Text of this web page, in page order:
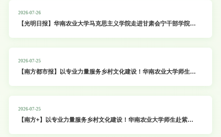
2026-07-26
【光明日报】华南农业大学马克思主义学院走进甘肃会宁干部学院开
2026-07-25
【南方都市报】以专业力量服务乡村文化建设！华南农业大学师生赴
2026-07-25
【南方+】以专业力量服务乡村文化建设！华南农业大学师生赴紫金